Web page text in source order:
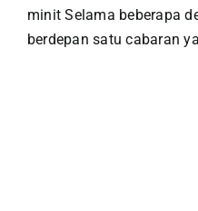
minit Selama beberapa
berdepan satu cabaran